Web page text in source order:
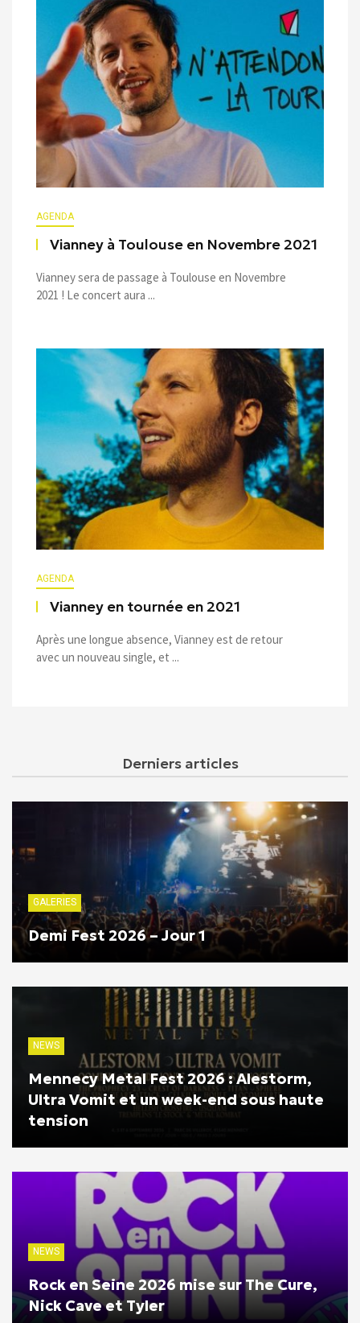
AGENDA
Vianney à Toulouse en Novembre 2021
Vianney sera de passage à Toulouse en Novembre
2021 ! Le concert aura ...
AGENDA
Vianney en tournée en 2021
Après une longue absence, Vianney est de retour
avec un nouveau single, et ...
Derniers articles
GALERIES
Demi Fest 2026 – Jour 1
NEWS
Mennecy Metal Fest 2026 : Alestorm,
Ultra Vomit et un week-end sous haute
tension
NEWS
Rock en Seine 2026 mise sur The Cure,
Nick Cave et Tyler